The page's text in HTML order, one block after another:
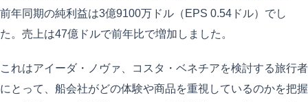
前年同期の純利益は3億9100万ドル（EPS 0.54ドル）でし
た。売上は47億ドルで前年比で増加しました。
これはアイーダ・ノヴァ、コスタ・ベネチアを検討する旅行者
にとって、船会社がどの体験や商品を重視しているのかを把握